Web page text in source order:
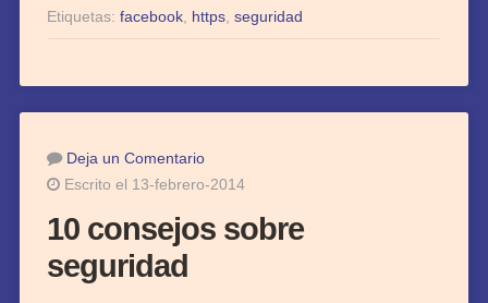
Etiquetas: facebook, https, seguridad
Deja un Comentario
Escrito el 13-febrero-2014
10 consejos sobre
seguridad